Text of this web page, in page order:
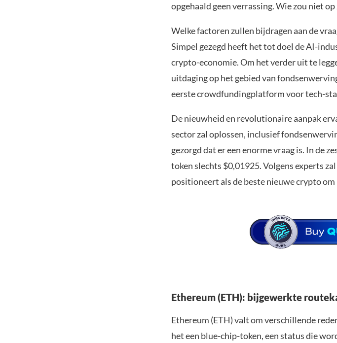
opgehaald geen verrassing. Wie zou niet
Welke factoren zullen bijdragen aan de
Simpel gezegd heeft het tot doel de AI-
crypto-economie. Om het verder uit te
uitdaging op het gebied van
eerste crowdfundingplatform voor tech-
De nieuwheid en revolutionaire aanpak
sector zal oplossen, inclusief
gezorgd dat er een enorme vraag is. In de
token slechts $0,01925. Volgens experts
positioneert als de beste nieuwe crypto
Ethereum (ETH): bijgewerkte
Ethereum (ETH) valt om verschillende
het een blue-chip-token, een status die